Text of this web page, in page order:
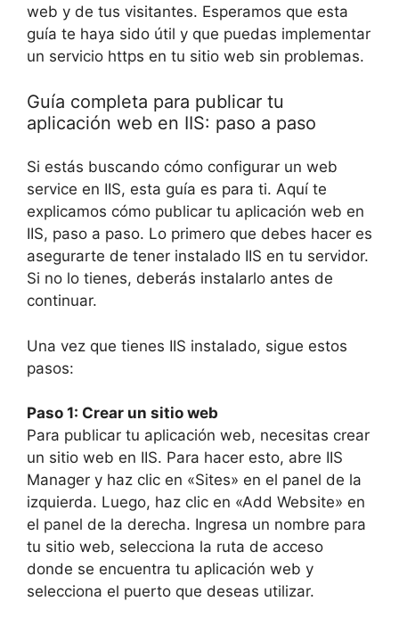
web y de tus visitantes. Esperamos que esta
guía te haya sido útil y que puedas implementar
un servicio https en tu sitio web sin problemas.
Guía completa para publicar tu
aplicación web en IIS: paso a paso
Si estás buscando cómo configurar un web
service en IIS, esta guía es para ti. Aquí te
explicamos cómo publicar tu aplicación web en
IIS, paso a paso. Lo primero que debes hacer es
asegurarte de tener instalado IIS en tu servidor.
Si no lo tienes, deberás instalarlo antes de
continuar.
Una vez que tienes IIS instalado, sigue estos
pasos:
Paso 1: Crear un sitio web
Para publicar tu aplicación web, necesitas crear
un sitio web en IIS. Para hacer esto, abre IIS
Manager y haz clic en «Sites» en el panel de la
izquierda. Luego, haz clic en «Add Website» en
el panel de la derecha. Ingresa un nombre para
tu sitio web, selecciona la ruta de acceso
donde se encuentra tu aplicación web y
selecciona el puerto que deseas utilizar.